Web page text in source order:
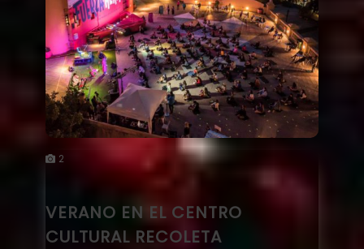
2
VERANO EN EL CENTRO
CULTURAL RECOLETA